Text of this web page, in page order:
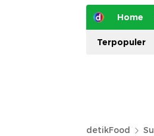
Home
Terpopuler
detikFood